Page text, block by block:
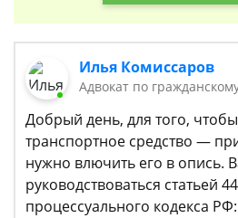
Илья Комиссаров
Адвокат по
Добрый день, для того,
транспортное средство —
нужно влючить его в опись.
руководствоваться статьей
процессуального кодекса РФ: